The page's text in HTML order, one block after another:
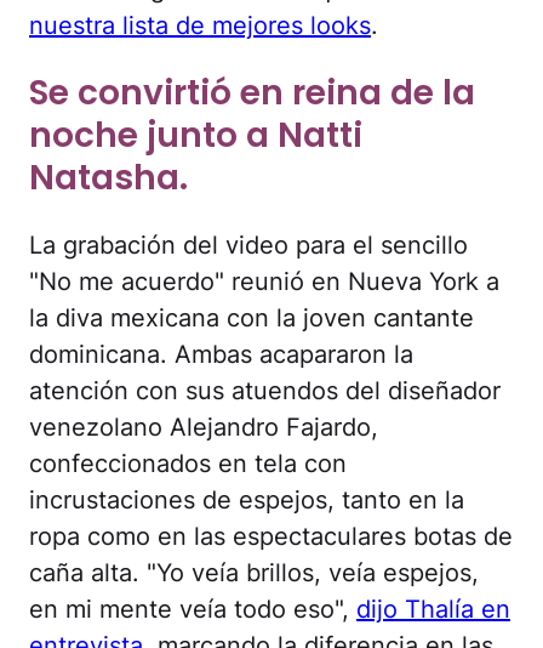
nuestra lista de mejores looks.
Se convirtió en reina de la
noche junto a Natti
Natasha.
La grabación del video para el sencillo
"No me acuerdo" reunió en Nueva York a
la diva mexicana con la joven cantante
dominicana. Ambas acapararon la
atención con sus atuendos del diseñador
venezolano Alejandro Fajardo,
confeccionados en tela con
incrustaciones de espejos, tanto en la
ropa como en las espectaculares botas de
caña alta. "Yo veía brillos, veía espejos,
en mi mente veía todo eso", dijo Thalía en